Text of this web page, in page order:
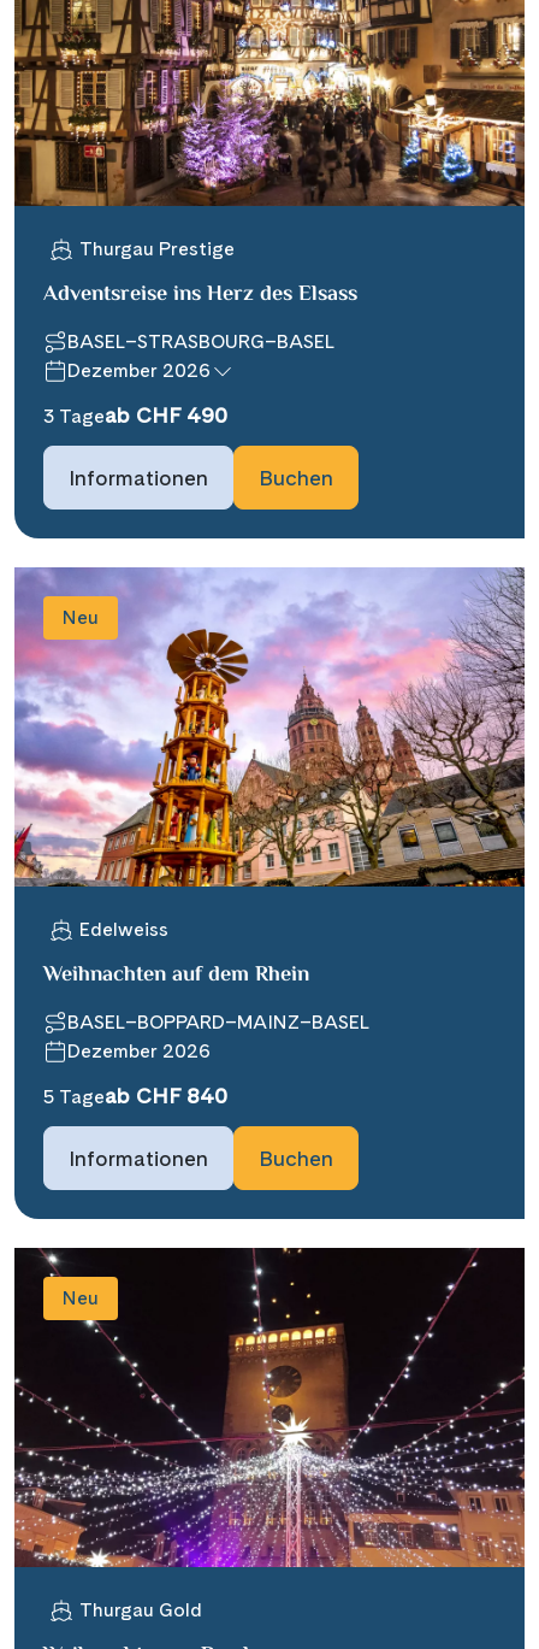
Thurgau Prestige
Adventsreise ins Herz des Elsass
BASEL–STRASBOURG–BASEL
Dezember 2026
3 Tageab CHF 490
Informationen Buchen
Neu
Edelweiss
Weihnachten auf dem Rhein
BASEL–BOPPARD–MAINZ–BASEL
Dezember 2026
5 Tageab CHF 840
Informationen Buchen
Neu
Thurgau Gold